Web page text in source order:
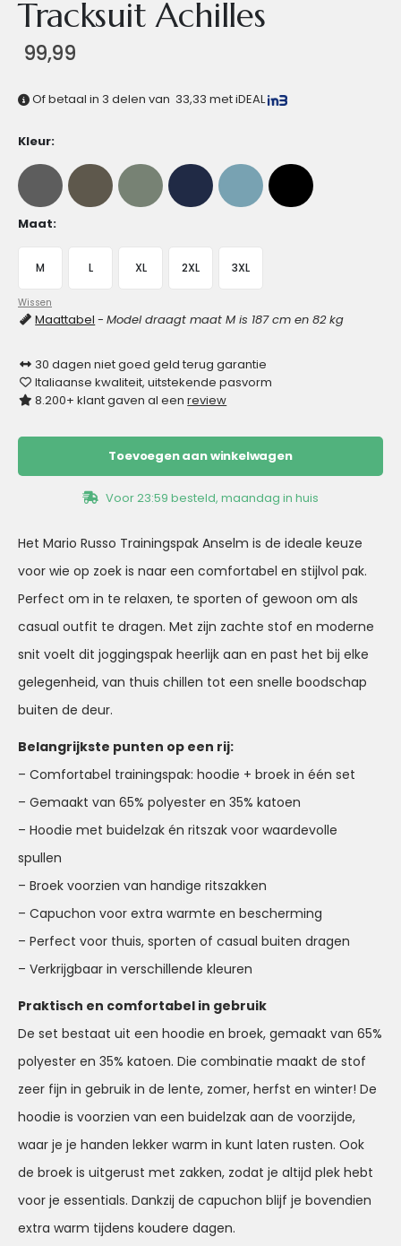
Tracksuit Achilles
99,99
Of betaal in 3 delen van 33,33 met iDEAL
Kleur
Maat
M L XL 2XL 3XL
Wissen
Maattabel -Model draagt maat M is 187 cm en 82 kg
30 dagen niet goed geld terug garantie
Italiaanse kwaliteit, uitstekende pasvorm
8.200+ klant gaven al eenreview
Toevoegen aan winkelwagen
Voor 23:59 besteld, maandag in huis
Het Mario Russo Trainingspak Anselm is de ideale keuze
voor wie op zoek is naar een comfortabel en stijlvol pak.
Perfect om in te relaxen, te sporten of gewoon om als
casual outfit te dragen. Met zijn zachte stof en moderne
snit voelt dit joggingspak heerlijk aan en past het bij elke
gelegenheid, van thuis chillen tot een snelle boodschap
buiten de deur.
Belangrijkste punten op een rij:
– Comfortabel trainingspak: hoodie + broek in één set
– Gemaakt van 65% polyester en 35% katoen
– Hoodie met buidelzak én ritszak voor waardevolle
spullen
– Broek voorzien van handige ritszakken
– Capuchon voor extra warmte en bescherming
– Perfect voor thuis, sporten of casual buiten dragen
– Verkrijgbaar in verschillende kleuren
Praktisch en comfortabel in gebruik
De set bestaat uit een hoodie en broek, gemaakt van 65%
polyester en 35% katoen. Die combinatie maakt de stof
zeer fijn in gebruik in de lente, zomer, herfst en winter! De
hoodie is voorzien van een buidelzak aan de voorzijde,
waar je je handen lekker warm in kunt laten rusten. Ook
de broek is uitgerust met zakken, zodat je altijd plek hebt
voor je essentials. Dankzij de capuchon blijf je bovendien
extra warm tijdens koudere dagen.